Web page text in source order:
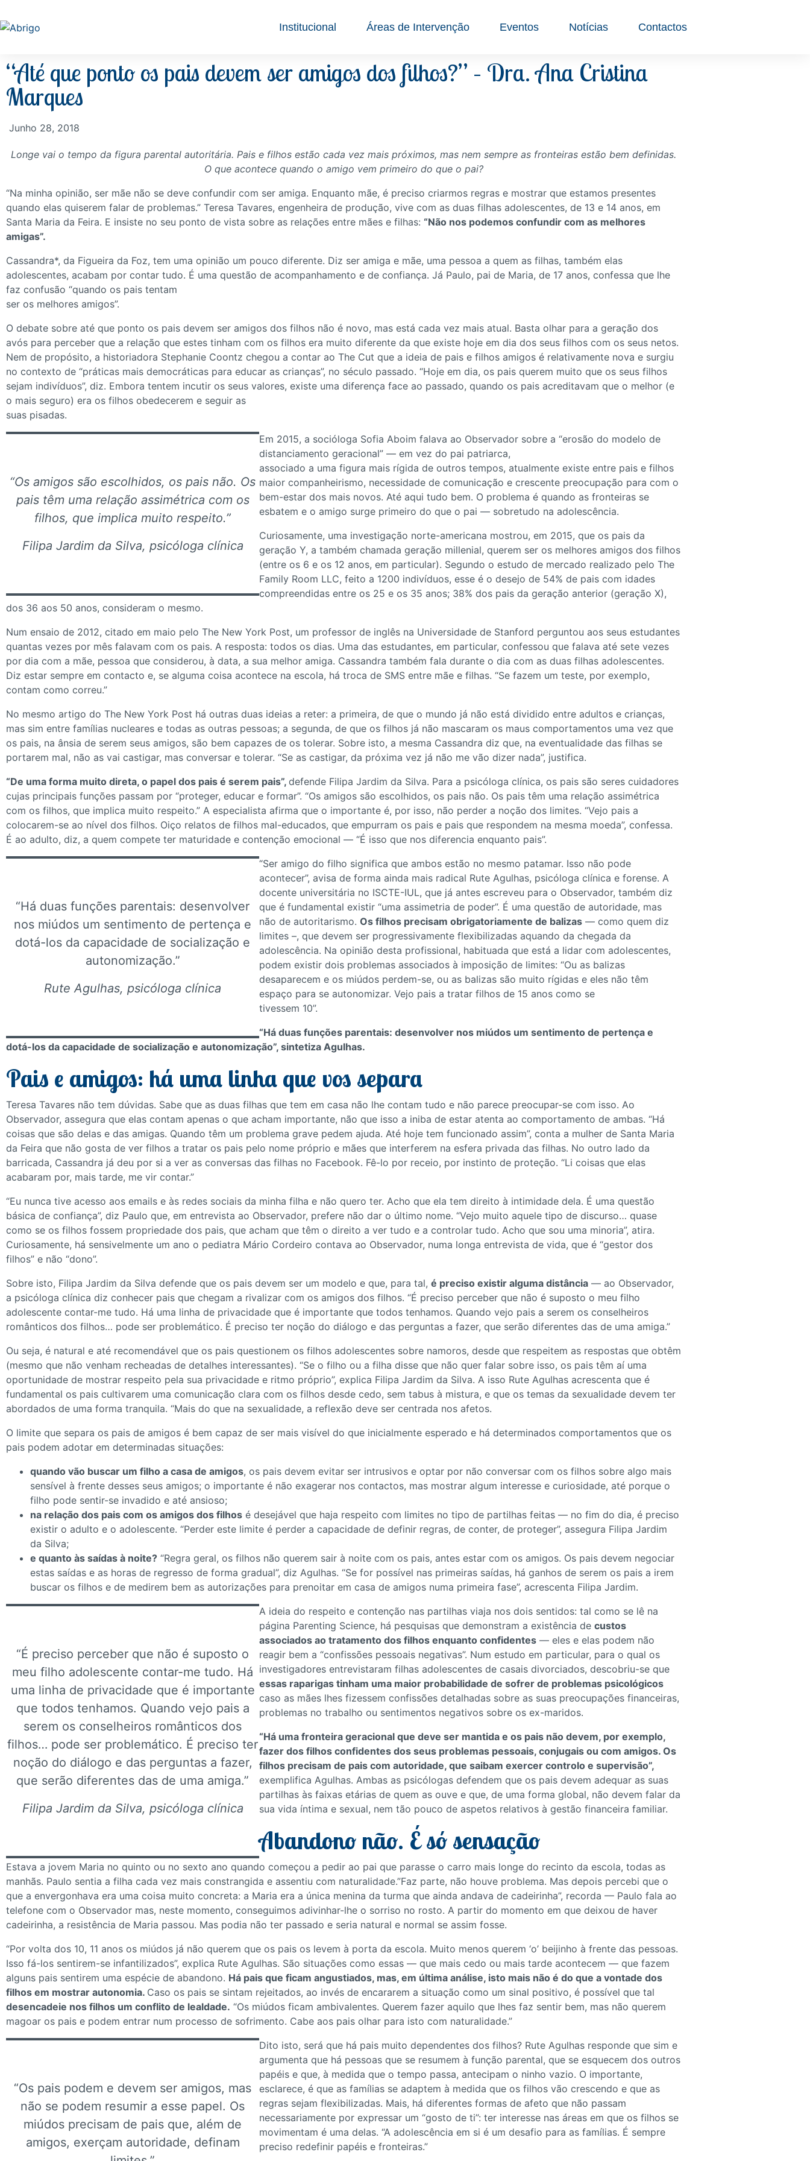
Institucional Áreas de Intervenção Eventos Notícias Contactos
“Até que ponto os pais devem ser amigos dos filhos?” – Dra. Ana Cristina
Marques
Junho 28, 2018
Longe vai o tempo da figura parental autoritária. Pais e filhos estão cada vez mais próximos, mas nem sempre as fronteiras estão bem definidas.
O que acontece quando o amigo vem primeiro do que o pai?
“Na minha opinião, ser mãe não se deve confundir com ser amiga. Enquanto mãe, é preciso criarmos regras e mostrar que estamos presentes
quando elas quiserem falar de problemas.” Teresa Tavares, engenheira de produção, vive com as duas filhas adolescentes, de 13 e 14 anos, em
Santa Maria da Feira. E insiste no seu ponto de vista sobre as relações entre mães e filhas: “Não nos podemos confundir com as melhores
amigas”.
Cassandra*, da Figueira da Foz, tem uma opinião um pouco diferente. Diz ser amiga e mãe, uma pessoa a quem as filhas, também elas
adolescentes, acabam por contar tudo. É uma questão de acompanhamento e de confiança. Já Paulo, pai de Maria, de 17 anos, confessa que lhe
faz confusão “quando os pais tentam
ser os melhores amigos”.
O debate sobre até que ponto os pais devem ser amigos dos filhos não é novo, mas está cada vez mais atual. Basta olhar para a geração dos
avós para perceber que a relação que estes tinham com os filhos era muito diferente da que existe hoje em dia dos seus filhos com os seus netos.
Nem de propósito, a historiadora Stephanie Coontz chegou a contar ao The Cut que a ideia de pais e filhos amigos é relativamente nova e surgiu
no contexto de “práticas mais democráticas para educar as crianças”, no século passado. “Hoje em dia, os pais querem muito que os seus filhos
sejam indivíduos”, diz. Embora tentem incutir os seus valores, existe uma diferença face ao passado, quando os pais acreditavam que o melhor (e
o mais seguro) era os filhos obedecerem e seguir as
suas pisadas.
“Os amigos são escolhidos, os pais não. Os
pais têm uma relação assimétrica com os
filhos, que implica muito respeito.”
Filipa Jardim da Silva, psicóloga clínica
Em 2015, a socióloga Sofia Aboim falava ao Observador sobre a “erosão do modelo de
distanciamento geracional” — em vez do pai patriarca,
associado a uma figura mais rígida de outros tempos, atualmente existe entre pais e filhos
maior companheirismo, necessidade de comunicação e crescente preocupação para com o
bem-estar dos mais novos. Até aqui tudo bem. O problema é quando as fronteiras se
esbatem e o amigo surge primeiro do que o pai — sobretudo na adolescência.
Curiosamente, uma investigação norte-americana mostrou, em 2015, que os pais da
geração Y, a também chamada geração millenial, querem ser os melhores amigos dos filhos
(entre os 6 e os 12 anos, em particular). Segundo o estudo de mercado realizado pelo The
Family Room LLC, feito a 1200 indivíduos, esse é o desejo de 54% de pais com idades
compreendidas entre os 25 e os 35 anos; 38% dos pais da geração anterior (geração X),
dos 36 aos 50 anos, consideram o mesmo.
Num ensaio de 2012, citado em maio pelo The New York Post, um professor de inglês na Universidade de Stanford perguntou aos seus estudantes
quantas vezes por mês falavam com os pais. A resposta: todos os dias. Uma das estudantes, em particular, confessou que falava até sete vezes
por dia com a mãe, pessoa que considerou, à data, a sua melhor amiga. Cassandra também fala durante o dia com as duas filhas adolescentes.
Diz estar sempre em contacto e, se alguma coisa acontece na escola, há troca de SMS entre mãe e filhas. “Se fazem um teste, por exemplo,
contam como correu.”
No mesmo artigo do The New York Post há outras duas ideias a reter: a primeira, de que o mundo já não está dividido entre adultos e crianças,
mas sim entre famílias nucleares e todas as outras pessoas; a segunda, de que os filhos já não mascaram os maus comportamentos uma vez que
os pais, na ânsia de serem seus amigos, são bem capazes de os tolerar. Sobre isto, a mesma Cassandra diz que, na eventualidade das filhas se
portarem mal, não as vai castigar, mas conversar e tolerar. “Se as castigar, da próxima vez já não me vão dizer nada”, justifica.
“De uma forma muito direta, o papel dos pais é serem pais”, defende Filipa Jardim da Silva. Para a psicóloga clínica, os pais são seres cuidadores
cujas principais funções passam por “proteger, educar e formar”. “Os amigos são escolhidos, os pais não. Os pais têm uma relação assimétrica
com os filhos, que implica muito respeito.” A especialista afirma que o importante é, por isso, não perder a noção dos limites. “Vejo pais a
colocarem-se ao nível dos filhos. Oiço relatos de filhos mal-educados, que empurram os pais e pais que respondem na mesma moeda”, confessa.
É ao adulto, diz, a quem compete ter maturidade e contenção emocional — “É isso que nos diferencia enquanto pais”.
“Há duas funções parentais: desenvolver
nos miúdos um sentimento de pertença e
dotá-los da capacidade de socialização e
autonomização.”
Rute Agulhas, psicóloga clínica
“Ser amigo do filho significa que ambos estão no mesmo patamar. Isso não pode
acontecer”, avisa de forma ainda mais radical Rute Agulhas, psicóloga clínica e forense. A
docente universitária no ISCTE-IUL, que já antes escreveu para o Observador, também diz
que é fundamental existir “uma assimetria de poder”. É uma questão de autoridade, mas
não de autoritarismo. Os filhos precisam obrigatoriamente de balizas — como quem diz
limites –, que devem ser progressivamente flexibilizadas aquando da chegada da
adolescência. Na opinião desta profissional, habituada que está a lidar com adolescentes,
podem existir dois problemas associados à imposição de limites: “Ou as balizas
desaparecem e os miúdos perdem-se, ou as balizas são muito rígidas e eles não têm
espaço para se autonomizar. Vejo pais a tratar filhos de 15 anos como se
tivessem 10”.
“Há duas funções parentais: desenvolver nos miúdos um sentimento de pertença e
dotá-los da capacidade de socialização e autonomização”, sintetiza Agulhas.
Pais e amigos: há uma linha que vos separa
Teresa Tavares não tem dúvidas. Sabe que as duas filhas que tem em casa não lhe contam tudo e não parece preocupar-se com isso. Ao
Observador, assegura que elas contam apenas o que acham importante, não que isso a iniba de estar atenta ao comportamento de ambas. “Há
coisas que são delas e das amigas. Quando têm um problema grave pedem ajuda. Até hoje tem funcionado assim”, conta a mulher de Santa Maria
da Feira que não gosta de ver filhos a tratar os pais pelo nome próprio e mães que interferem na esfera privada das filhas. No outro lado da
barricada, Cassandra já deu por si a ver as conversas das filhas no Facebook. Fê-lo por receio, por instinto de proteção. “Li coisas que elas
acabaram por, mais tarde, me vir contar.”
“Eu nunca tive acesso aos emails e às redes sociais da minha filha e não quero ter. Acho que ela tem direito à intimidade dela. É uma questão
básica de confiança”, diz Paulo que, em entrevista ao Observador, prefere não dar o último nome. “Vejo muito aquele tipo de discurso… quase
como se os filhos fossem propriedade dos pais, que acham que têm o direito a ver tudo e a controlar tudo. Acho que sou uma minoria”, atira.
Curiosamente, há sensivelmente um ano o pediatra Mário Cordeiro contava ao Observador, numa longa entrevista de vida, que é “gestor dos
filhos” e não “dono”.
Sobre isto, Filipa Jardim da Silva defende que os pais devem ser um modelo e que, para tal, é preciso existir alguma distância — ao Observador,
a psicóloga clínica diz conhecer pais que chegam a rivalizar com os amigos dos filhos. “É preciso perceber que não é suposto o meu filho
adolescente contar-me tudo. Há uma linha de privacidade que é importante que todos tenhamos. Quando vejo pais a serem os conselheiros
românticos dos filhos… pode ser problemático. É preciso ter noção do diálogo e das perguntas a fazer, que serão diferentes das de uma amiga.”
Ou seja, é natural e até recomendável que os pais questionem os filhos adolescentes sobre namoros, desde que respeitem as respostas que obtêm
(mesmo que não venham recheadas de detalhes interessantes). “Se o filho ou a filha disse que não quer falar sobre isso, os pais têm aí uma
oportunidade de mostrar respeito pela sua privacidade e ritmo próprio”, explica Filipa Jardim da Silva. A isso Rute Agulhas acrescenta que é
fundamental os pais cultivarem uma comunicação clara com os filhos desde cedo, sem tabus à mistura, e que os temas da sexualidade devem ter
abordados de uma forma tranquila. “Mais do que na sexualidade, a reflexão deve ser centrada nos afetos.
O limite que separa os pais de amigos é bem capaz de ser mais visível do que inicialmente esperado e há determinados comportamentos que os
pais podem adotar em determinadas situações:
quando vão buscar um filho a casa de amigos, os pais devem evitar ser intrusivos e optar por não conversar com os filhos sobre algo mais
sensível à frente desses seus amigos; o importante é não exagerar nos contactos, mas mostrar algum interesse e curiosidade, até porque o
filho pode sentir-se invadido e até ansioso;
na relação dos pais com os amigos dos filhos é desejável que haja respeito com limites no tipo de partilhas feitas — no fim do dia, é preciso
existir o adulto e o adolescente. “Perder este limite é perder a capacidade de definir regras, de conter, de proteger”, assegura Filipa Jardim
da Silva;
e quanto às saídas à noite? “Regra geral, os filhos não querem sair à noite com os pais, antes estar com os amigos. Os pais devem negociar
estas saídas e as horas de regresso de forma gradual”, diz Agulhas. “Se for possível nas primeiras saídas, há ganhos de serem os pais a irem
buscar os filhos e de medirem bem as autorizações para prenoitar em casa de amigos numa primeira fase”, acrescenta Filipa Jardim.
“É preciso perceber que não é suposto o
meu filho adolescente contar-me tudo. Há
uma linha de privacidade que é importante
que todos tenhamos. Quando vejo pais a
serem os conselheiros românticos dos
filhos… pode ser problemático. É preciso ter
noção do diálogo e das perguntas a fazer,
que serão diferentes das de uma amiga.”
Filipa Jardim da Silva, psicóloga clínica
A ideia do respeito e contenção nas partilhas viaja nos dois sentidos: tal como se lê na
página Parenting Science, há pesquisas que demonstram a existência de custos
associados ao tratamento dos filhos enquanto confidentes — eles e elas podem não
reagir bem a “confissões pessoais negativas”. Num estudo em particular, para o qual os
investigadores entrevistaram filhas adolescentes de casais divorciados, descobriu-se que
essas raparigas tinham uma maior probabilidade de sofrer de problemas psicológicos
caso as mães lhes fizessem confissões detalhadas sobre as suas preocupações financeiras,
problemas no trabalho ou sentimentos negativos sobre os ex-maridos.
“Há uma fronteira geracional que deve ser mantida e os pais não devem, por exemplo,
fazer dos filhos confidentes dos seus problemas pessoais, conjugais ou com amigos. Os
filhos precisam de pais com autoridade, que saibam exercer controlo e supervisão”,
exemplifica Agulhas. Ambas as psicólogas defendem que os pais devem adequar as suas
partilhas às faixas etárias de quem as ouve e que, de uma forma global, não devem falar da
sua vida íntima e sexual, nem tão pouco de aspetos relativos à gestão financeira familiar.
Abandono não. É só sensação
Estava a jovem Maria no quinto ou no sexto ano quando começou a pedir ao pai que parasse o carro mais longe do recinto da escola, todas as
manhãs. Paulo sentia a filha cada vez mais constrangida e assentiu com naturalidade.”Faz parte, não houve problema. Mas depois percebi que o
que a envergonhava era uma coisa muito concreta: a Maria era a única menina da turma que ainda andava de cadeirinha”, recorda — Paulo fala ao
telefone com o Observador mas, neste momento, conseguimos adivinhar-lhe o sorriso no rosto. A partir do momento em que deixou de haver
cadeirinha, a resistência de Maria passou. Mas podia não ter passado e seria natural e normal se assim fosse.
“Por volta dos 10, 11 anos os miúdos já não querem que os pais os levem à porta da escola. Muito menos querem ‘o’ beijinho à frente das pessoas.
Isso fá-los sentirem-se infantilizados”, explica Rute Agulhas. São situações como essas — que mais cedo ou mais tarde acontecem — que fazem
alguns pais sentirem uma espécie de abandono. Há pais que ficam angustiados, mas, em última análise, isto mais não é do que a vontade dos
filhos em mostrar autonomia. Caso os pais se sintam rejeitados, ao invés de encararem a situação como um sinal positivo, é possível que tal
desencadeie nos filhos um conflito de lealdade. “Os miúdos ficam ambivalentes. Querem fazer aquilo que lhes faz sentir bem, mas não querem
magoar os pais e podem entrar num processo de sofrimento. Cabe aos pais olhar para isto com naturalidade.”
“Os pais podem e devem ser amigos, mas
não se podem resumir a esse papel. Os
miúdos precisam de pais que, além de
amigos, exerçam autoridade, definam
Dito isto, será que há pais muito dependentes dos filhos? Rute Agulhas responde que sim e
argumenta que há pessoas que se resumem à função parental, que se esquecem dos outros
papéis e que, à medida que o tempo passa, antecipam o ninho vazio. O importante,
esclarece, é que as famílias se adaptem à medida que os filhos vão crescendo e que as
regras sejam flexibilizadas. Mais, há diferentes formas de afeto que não passam
necessariamente por expressar um “gosto de ti”: ter interesse nas áreas em que os filhos se
movimentam é uma delas. “A adolescência em si é um desafio para as famílias. É sempre
preciso redefinir papéis e fronteiras.”